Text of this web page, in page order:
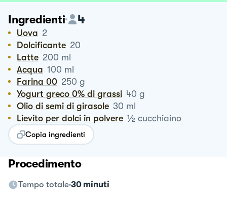
Ingredienti 4
Uova 2
Dolcificante 20
Latte 200 ml
Acqua 100 ml
Farina 00 250 g
Yogurt greco 0% di grassi 40 g
Olio di semi di girasole 30 ml
Lievito per dolci in polvere ½ cucchiaino
Copia ingredienti
Procedimento
Tempo totale 30 minuti